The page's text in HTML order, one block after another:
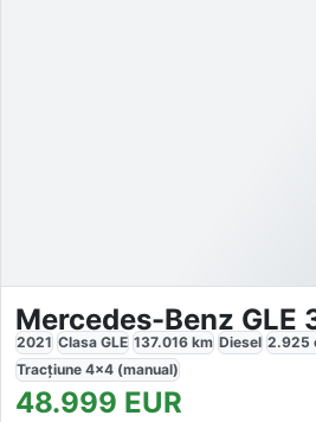
2021 Clasa GLE 137.016 km Diesel 2.925
Tracțiune 4x4 (manual)
48.999 EUR